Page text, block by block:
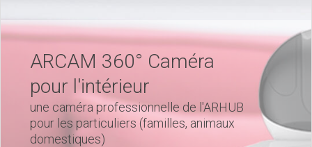
ARCAM 360° Caméra
pour l'intérieur
une caméra professionnelle de l'ARHUB
pour les particuliers (familles, animaux
domestiques)